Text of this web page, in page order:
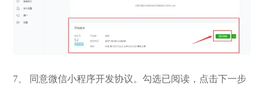
7、 同意微信小程序开发协议。勾选已阅读，点击下一步